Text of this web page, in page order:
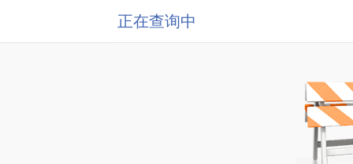
正在查询中